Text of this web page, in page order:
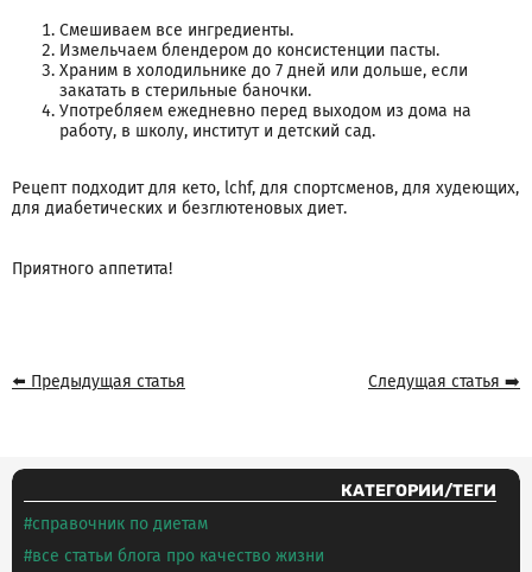
Смешиваем все ингредиенты.
Измельчаем блендером до консистенции пасты.
Храним в холодильнике до 7 дней или дольше, если
закатать в стерильные баночки.
Употребляем ежедневно перед выходом из дома на
работу, в школу, институт и детский сад.
Рецепт подходит для кето, lchf, для спортсменов, для худеющих,
для диабетических и безглютеновых диет.
Приятного аппетита!
⬅️ Предыдущая статья Следущая статья ➡️
КАТЕГОРИИ/ТЕГИ
справочник по диетам
все статьи блога про качество жизни